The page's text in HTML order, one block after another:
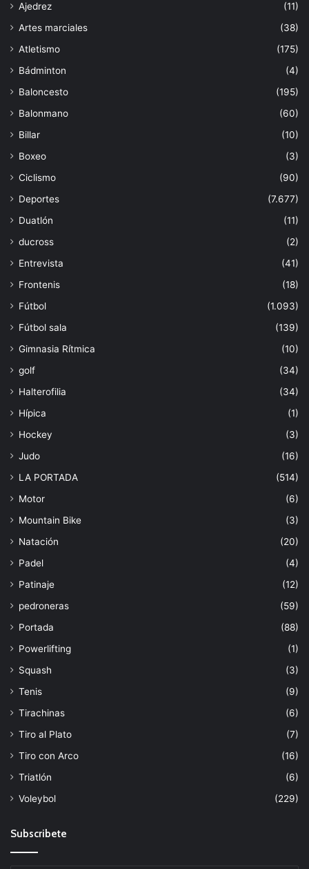
Ajedrez
(11)
Artes marciales
(38)
Atletismo
(175)
Bádminton
(4)
Baloncesto
(195)
Balonmano
(60)
Billar
(10)
Boxeo
(3)
Ciclismo
(90)
Deportes
(7.677)
Duatlón
(11)
ducross
(2)
Entrevista
(41)
Frontenis
(18)
Fútbol
(1.093)
Fútbol sala
(139)
Gimnasia Rítmica
(10)
golf
(34)
Halterofilia
(34)
Hípica
(1)
Hockey
(3)
Judo
(16)
LA PORTADA
(514)
Motor
(6)
Mountain Bike
(3)
Natación
(20)
Padel
(4)
Patinaje
(12)
pedroneras
(59)
Portada
(88)
Powerlifting
(1)
Squash
(3)
Tenis
(9)
Tirachinas
(6)
Tiro al Plato
(7)
Tiro con Arco
(16)
Triatlón
(6)
Voleybol
(229)
Subscribete